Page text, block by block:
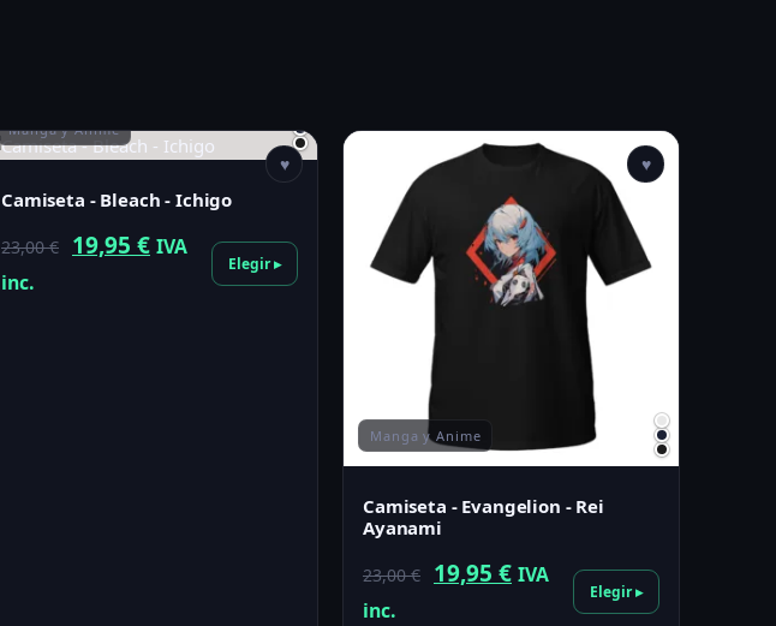
Manga y Anime
Camiseta - Bleach - Ichigo
23,00€
El
19,95 €El
precio
IVA
inc.
Elegir ▸
♥
Manga y Anime
Camiseta - Evangelion - Rei
Ayanami
23,00€
El
19,95 €El
precio
IVA
inc.
Elegir ▸
♥